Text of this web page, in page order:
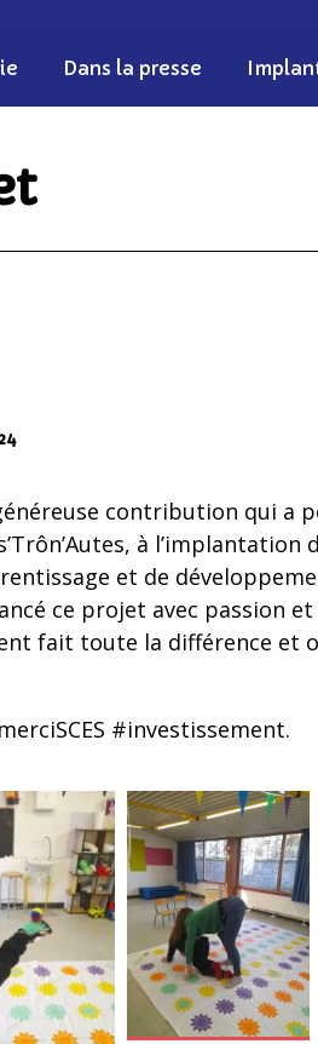
Dans la presse
contribution qui a
à
et de
ce projet avec passion
fait toute la différence et
#investissement.